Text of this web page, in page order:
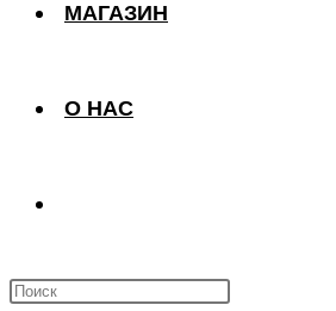
МАГАЗИН
О НАС
ПОИСК